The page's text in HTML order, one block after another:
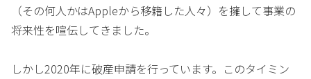
（その何人かはAppleから移籍した人々）を擁して事業の
将来性を喧伝してきました。
しかし2020年に破産申請を行っています。このタイミン